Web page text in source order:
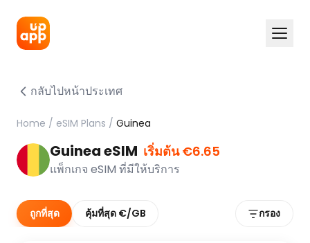
กลับไปหน้าประเทศ
Home / eSIM Plans / Guinea
Guinea eSIM เริ่มต้น €6.65
แพ็กเกจ eSIM ที่มีให้บริการ
ถูกที่สุด คุ้มที่สุด €/GB กรอง